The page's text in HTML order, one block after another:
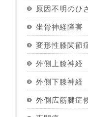
原因不明のひ
坐骨神経障害
変形性膝関節
外側上膝神経
外側下膝神経
外側広筋腱症